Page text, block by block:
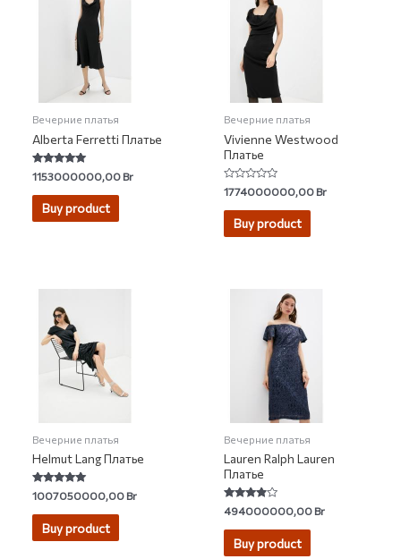
Вечерние платья
Alberta Ferretti Платье
Rated
5.00
out of 5
1153000000,00Br
Buy product
Вечерние платья
Vivienne Westwood
Платье
Rated
0
out
1774000000,00Br
Buy product
Вечерние платья
Helmut Lang Платье
Rated
5.00
out of 5
1007050000,00Br
Buy product
Вечерние платья
Lauren Ralph Lauren
Платье
Rated
3.67
out of 5
494000000,00Br
Buy product